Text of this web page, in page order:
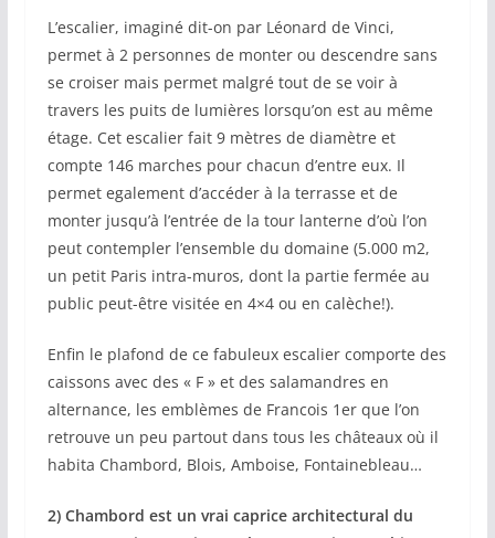
L’escalier, imaginé dit-on par Léonard de Vinci,
permet à 2 personnes de monter ou descendre sans
se croiser mais permet malgré tout de se voir à
travers les puits de lumières lorsqu’on est au même
étage. Cet escalier fait 9 mètres de diamètre et
compte 146 marches pour chacun d’entre eux. Il
permet egalement d’accéder à la terrasse et de
monter jusqu’à l’entrée de la tour lanterne d’où l’on
peut contempler l’ensemble du domaine (5.000 m2,
un petit Paris intra-muros, dont la partie fermée au
public peut-être visitée en 4×4 ou en calèche!).
Enfin le plafond de ce fabuleux escalier comporte des
caissons avec des « F » et des salamandres en
alternance, les emblèmes de Francois 1er que l’on
retrouve un peu partout dans tous les châteaux où il
habita Chambord, Blois, Amboise, Fontainebleau…
2) Chambord est un vrai caprice architectural du